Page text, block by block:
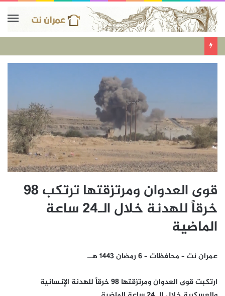
قوى العدوان ومرتزقتها ترتكب 98
خرقاً للهدنة خلال الـ24 ساعة
الماضية
عمران نت – محافظات – 6 رمضان 1443 هــ
ارتكبت قوى العدوان ومرتزقتها 98 خرقاً للهدنة الإنسانية